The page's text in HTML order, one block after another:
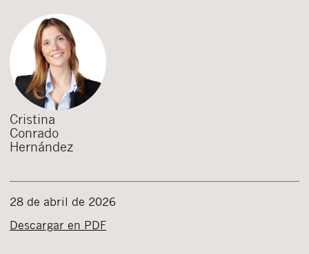
Cristina
Conrado
Hernández
28 de abril de 2026
Descargar en PDF